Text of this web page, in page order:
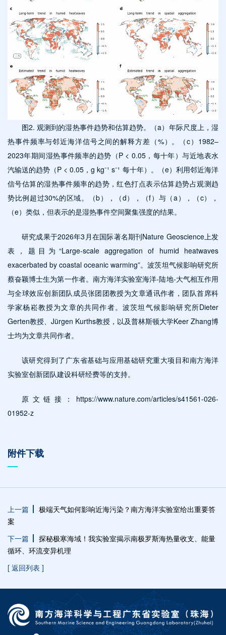
图2. 观测到的湿热事件趋势和估算趋势。（a）年际尺度上，湿
热事件频率与邻近海洋信号之间的解释方差（%）。（c）1982–
2023年期间湿热事件频率的趋势（P < 0.05，每十年）与近地表水
汽输送的趋势（P < 0.05，g kg⁻¹ s⁻¹ 每十年）。（e）利用邻近海洋
信号估算的湿热事件频率的趋势，红色打点表示估算趋势占观测趋
势比例超过30%的区域。（b），（d），（f）与（a），（c），
（e）类似，但表示的是湿热事件空间聚集强度的结果。
研究成果于2026年3月在国际著名期刊Nature Geoscience上发
表，题目为“Large-scale aggregation of humid heatwaves
exacerbated by coastal oceanic warming”。波茨坦气候影响研究所
蔡奋颖博士生为第一作者。南方海洋实验室海洋-陆地-大气相互作用
与全球效应创新团队成员张团团教授为文章通讯作者，团队首席科
学家杨崧教授为文章的共同作者。波茨坦气候影响研究所Dieter
Gerten教授、Jürgen Kurths教授，以及普林斯顿大学Keer Zhang博
士均为文章共同作者。
该研究得到了广东省基础与应用基础研究重大项目和南方海洋
实验室创新团队建设科研经费等的支持。
原文链接：https://www.nature.com/articles/s41561-026-
01952-z
附件下载
上一篇
极端天气如何影响近海污染？南方海洋实验室给出重要答
案
下一篇
探秘极寒海域！我实验室揭示南极罗斯海热量收支、能量
循环、环流变异机理
[ 返回列表 ]